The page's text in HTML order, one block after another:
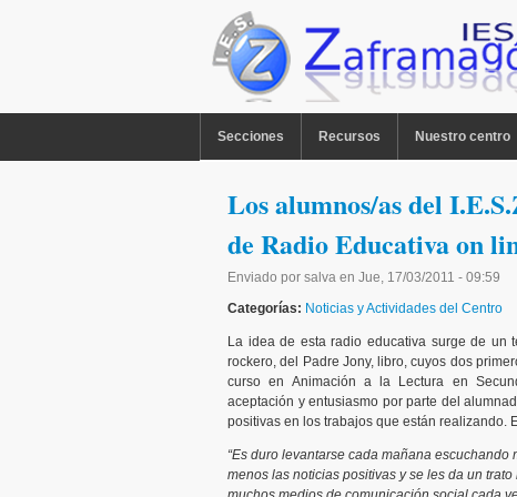
Secciones Recursos Nuestro centro
Los alumnos/as del
de Radio Educativa on
Enviado por salva en Jue, 17/03/2011 - 09:59
Categorías: Noticias y Actividades del Centro
La idea de esta radio educativa surge de un
rockero, del Padre Jony, libro, cuyos dos
curso en Animación a la Lectura en
aceptación y entusiasmo por parte del
positivas en los trabajos que están realizando.
“Es duro levantarse cada mañana escuchando
menos las noticias positivas y se les da un